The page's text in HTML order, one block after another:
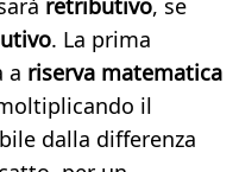
retributivo, se
. La prima
a riserva matematica
il
dalla differenza